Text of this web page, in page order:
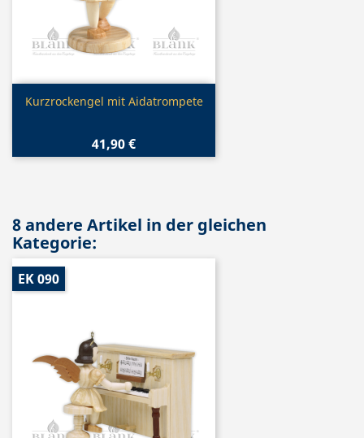
Vorschau
Kurzrockengel mit Aidatrompete
41,90 €
8 andere Artikel in der gleichen
Kategorie:
EK 090